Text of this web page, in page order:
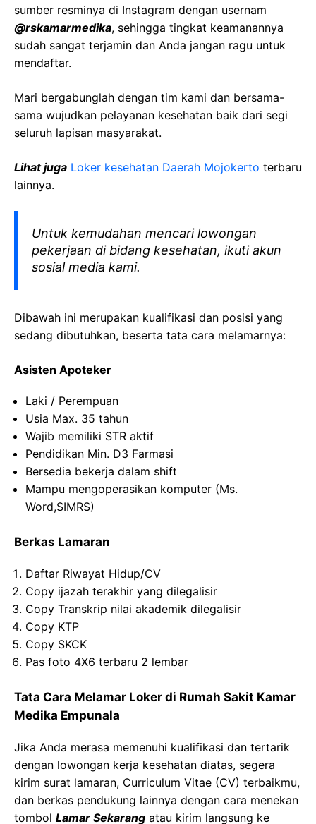
sumber resminya di Instagram dengan usernam
@rskamarmedika, sehingga tingkat keamanannya
sudah sangat terjamin dan Anda jangan ragu untuk
mendaftar.
Mari bergabunglah dengan tim kami dan bersama-
sama wujudkan pelayanan kesehatan baik dari segi
seluruh lapisan masyarakat.
Lihat juga Loker kesehatan Daerah Mojokerto terbaru
lainnya.
Untuk kemudahan mencari lowongan
pekerjaan di bidang kesehatan, ikuti akun
sosial media kami.
Dibawah ini merupakan kualifikasi dan posisi yang
sedang dibutuhkan, beserta tata cara melamarnya:
Asisten Apoteker
Laki / Perempuan
Usia Max. 35 tahun
Wajib memiliki STR aktif
Pendidikan Min. D3 Farmasi
Bersedia bekerja dalam shift
Mampu mengoperasikan komputer (Ms.
Word,SIMRS)
Berkas Lamaran
Daftar Riwayat Hidup/CV
Copy ijazah terakhir yang dilegalisir
Copy Transkrip nilai akademik dilegalisir
Copy KTP
Copy SKCK
Pas foto 4X6 terbaru 2 lembar
Tata Cara Melamar Loker di Rumah Sakit Kamar
Medika Empunala
Jika Anda merasa memenuhi kualifikasi dan tertarik
dengan lowongan kerja kesehatan diatas, segera
kirim surat lamaran, Curriculum Vitae (CV) terbaikmu,
dan berkas pendukung lainnya dengan cara menekan
tombol Lamar Sekarang atau kirim langsung ke